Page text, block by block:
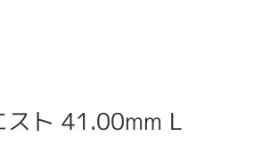
スト 41.00mm L